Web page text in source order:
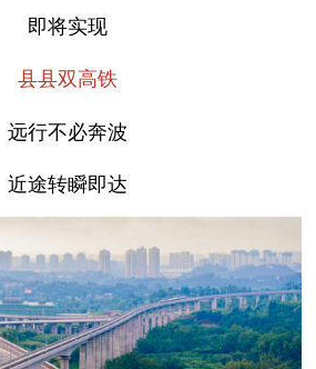
即将实现
县县双高铁
远行不必奔波
近途转瞬即达